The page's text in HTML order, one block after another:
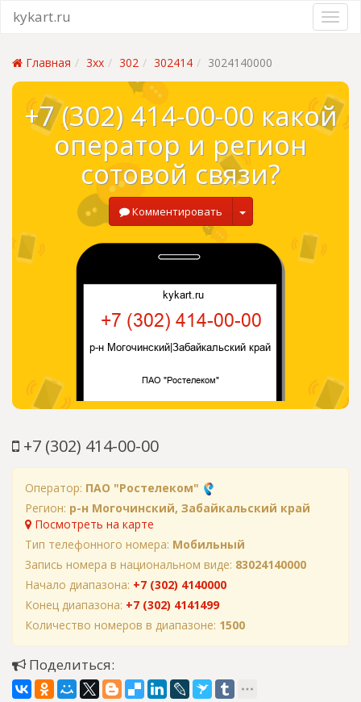
kykart.ru
Главная 3xx 302 302414 3024140000
+7 (302) 414-00-00 какой
оператор и регион
сотовой связи?
Комментировать
+7 (302) 414-00-00
Оператор: ПАО "Ростелеком"
Регион: р-н Могочинский, Забайкальский край
Посмотреть на карте
Тип телефонного номера: Мобильный
Запись номера в национальном виде: 83024140000
Начало диапазона: +7 (302) 4140000
Конец диапазона: +7 (302) 4141499
Количество номеров в диапазоне: 1500
Поделиться: